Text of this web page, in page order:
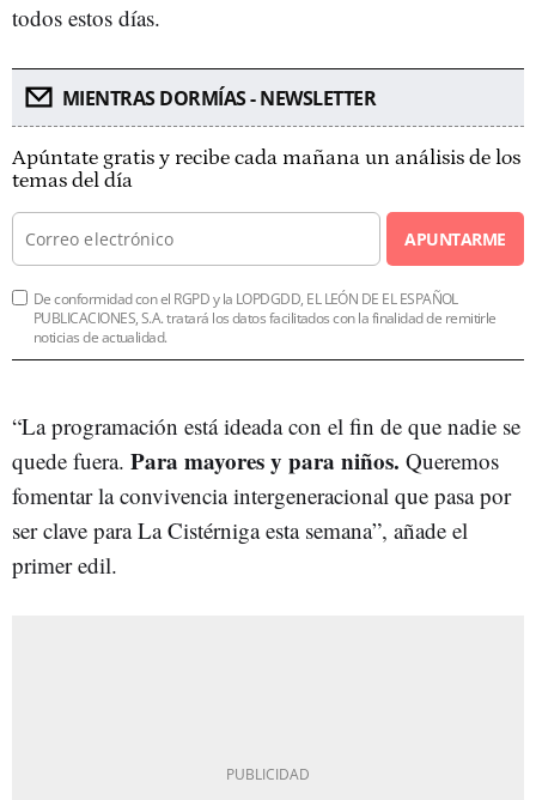
todos estos días.
MIENTRAS DORMÍAS - NEWSLETTER
Apúntate gratis y recibe cada mañana un análisis de los
temas del día
APUNTARME
De conformidad con el RGPD y la LOPDGDD, EL LEÓN DE EL ESPAÑOL
PUBLICACIONES, S.A. tratará los datos facilitados con la finalidad de remitirle
noticias de actualidad.
“La programación está ideada con el fin de que nadie se
quede fuera. Para mayores y para niños. Queremos
fomentar la convivencia intergeneracional que pasa por
ser clave para La Cistérniga esta semana”, añade el
primer edil.